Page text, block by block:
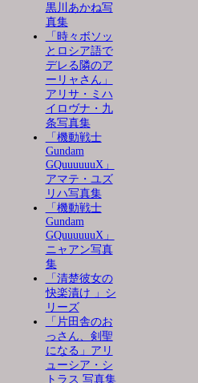
黒川あかね写
真集
「時々ボソッ
とロシア語で
デレる隣のア
ーリャさん」
アリサ・ミハ
イロヴナ・九
条写真集
「機動戦士
Gundam
GQuuuuuuX」
アマテ・ユズ
リハ写真集
「機動戦士
Gundam
GQuuuuuuX」
ニャアン写真
集
「清楚彼女の
快楽漬け 」シ
リーズ
「片田舎のお
っさん、剣聖
になる」アリ
ューシア・シ
トラス 写真集